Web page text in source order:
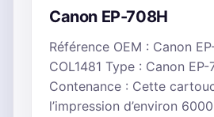
Canon EP-708H
Référence OEM : Canon
COL1481 Type : Canon EP-
Contenance : Cette
l’impression d’environ